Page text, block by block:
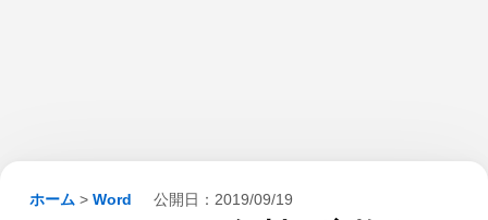
ホーム > Word 公開日： 2019/09/19